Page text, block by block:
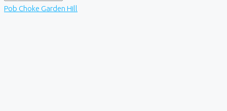
Pob Choke Garden Hill